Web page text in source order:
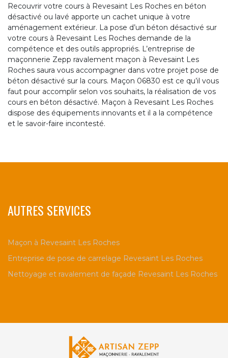
Recouvrir votre cours à Revesaint Les Roches en béton
désactivé ou lavé apporte un cachet unique à votre
aménagement extérieur. La pose d’un béton désactivé sur
votre cours à Revesaint Les Roches demande de la
compétence et des outils appropriés. L’entreprise de
maçonnerie Zepp ravalement maçon à Revesaint Les
Roches saura vous accompagner dans votre projet pose de
béton désactivé sur la cours. Maçon 06830 est ce qu’il vous
faut pour accomplir selon vos souhaits, la réalisation de vos
cours en béton désactivé. Maçon à Revesaint Les Roches
dispose des équipements innovants et il a la compétence
et le savoir-faire incontesté.
AUTRES SERVICES
Maçon à Revesaint Les Roches
Entreprise de pose de carrelage Revesaint Les Roches
Nettoyage et ravalement de façade Revesaint Les Roches